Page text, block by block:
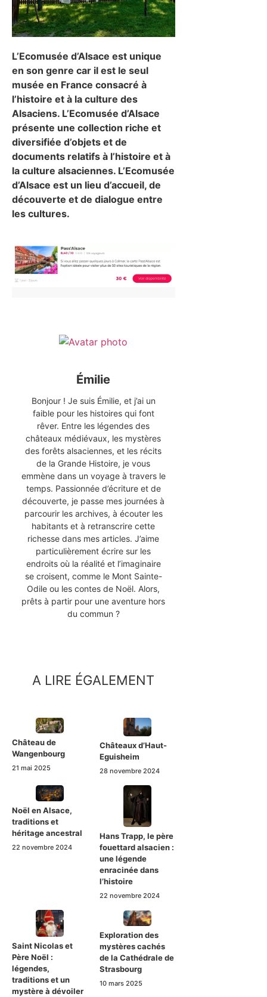
L’Ecomusée d’Alsace est unique
en son genre car il est le seul
musée en France consacré à
l’histoire et à la culture des
Alsaciens. L’Ecomusée d’Alsace
présente une collection riche et
diversifiée d’objets et de
documents relatifs à l’histoire et à
la culture alsaciennes. L’Ecomusée
d’Alsace est un lieu d’accueil, de
découverte et de dialogue entre
les cultures.
Émilie
Bonjour ! Je suis Émilie, et j’ai un
faible pour les histoires qui font
rêver. Entre les légendes des
châteaux médiévaux, les mystères
des forêts alsaciennes, et les récits
de la Grande Histoire, je vous
emmène dans un voyage à travers le
temps. Passionnée d’écriture et de
découverte, je passe mes journées à
parcourir les archives, à écouter les
habitants et à retranscrire cette
richesse dans mes articles. J’aime
particulièrement écrire sur les
endroits où la réalité et l’imaginaire
se croisent, comme le Mont Sainte-
Odile ou les contes de Noël. Alors,
prêts à partir pour une aventure hors
du commun ?
A LIRE ÉGALEMENT
Château de
Wangenbourg
21 mai 2025
Châteaux d’Haut-
Eguisheim
28 novembre 2024
Noël en Alsace,
traditions et
héritage ancestral
22 novembre 2024
Hans Trapp, le père
fouettard alsacien :
une légende
enracinée dans
l’histoire
22 novembre 2024
Saint Nicolas et
Père Noël :
légendes,
traditions et un
mystère à dévoiler
Exploration des
mystères cachés
de la Cathédrale de
Strasbourg
10 mars 2025